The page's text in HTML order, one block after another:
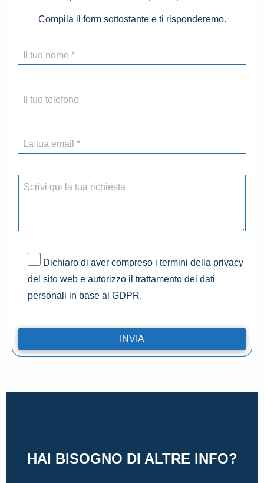
Compila il form sottostante e ti risponderemo.
Dichiaro di aver compreso i termini della privacy
del sito web e autorizzo il trattamento dei dati
personali in base al GDPR.
HAI BISOGNO DI ALTRE INFO?